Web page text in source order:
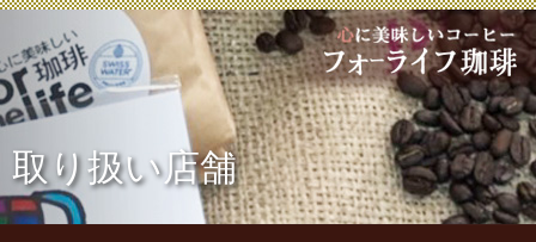
取り扱い店舗